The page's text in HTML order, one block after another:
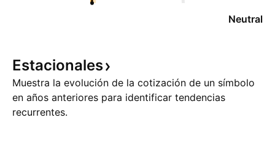
Neutral
Estacionales
Muestra la evolución de la cotización de un símbolo
en años anteriores para identificar tendencias
recurrentes.